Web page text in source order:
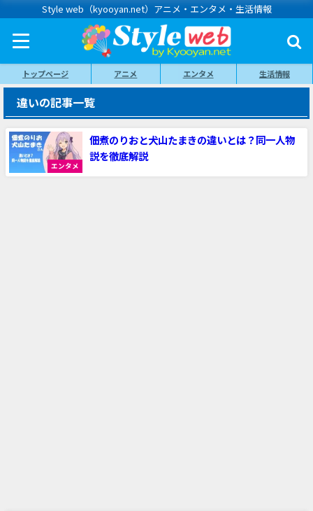
Style web（kyooyan.net）アニメ・エンタメ・生活情報
トップページ アニメ エンタメ 生活情報
違いの記事一覧
エンタメ
佃煮のりおと犬山たまきの違いとは？同一人物
説を徹底解説